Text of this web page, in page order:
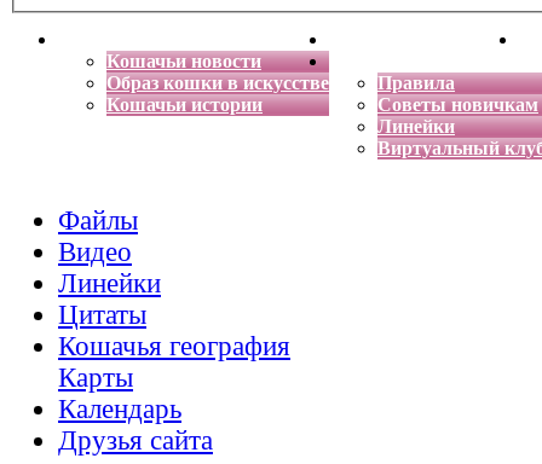
Кошачьи новости
Образ кошки в искусстве
Кошачьи истории
Энциклопедия кошек
Правила
Советы новичкам
Линейки
Виртуальный
Файлы
Видео
Линейки
Цитаты
Кошачья география
Карты
Календарь
Друзья сайта